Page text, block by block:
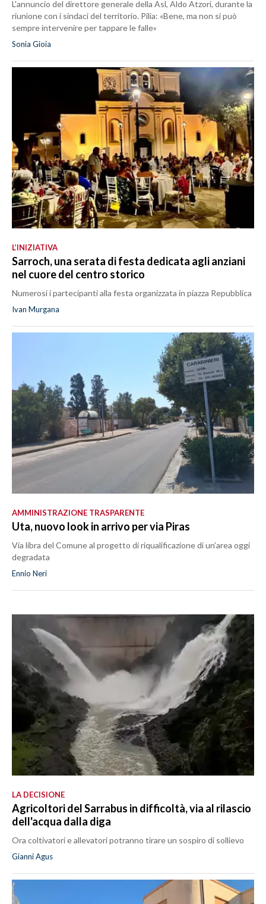
L'annuncio del direttore generale della Asl, Aldo Atzori, durante la
riunione con i sindaci del territorio. Pilia: «Bene, ma non si può
sempre intervenire per tappare le falle»
Sonia Gioia
L’INIZIATIVA
Sarroch, una serata di festa dedicata agli anziani
nel cuore del centro storico
Numerosi i partecipanti alla festa organizzata in piazza Repubblica
Ivan Murgana
AMMINISTRAZIONE TRASPARENTE
Uta, nuovo look in arrivo per via Piras
Via libra del Comune al progetto di riqualificazione di un’area oggi
degradata
Ennio Neri
LA DECISIONE
Agricoltori del Sarrabus in difficoltà, via al rilascio
dell'acqua dalla diga
Ora coltivatori e allevatori potranno tirare un sospiro di sollievo
Gianni Agus